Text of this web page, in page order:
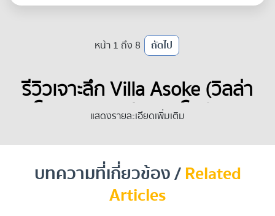
หน้า 1 ถึง 8 ถัดไป
รีวิวเจาะลึก Villa Asoke (วิลล่า
อโศก) เพชรบุรี: คอนโดสำหรับ
อยู่อาศัยและลงทุน ใกล้ MRT
เพชรบุรี
แสดงรายละเอียดเพิ่มเติม
บทความที่เกี่ยวข้อง /Related
Articles